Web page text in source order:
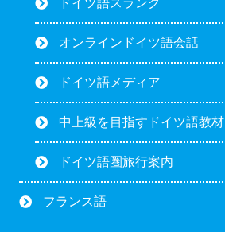
ドイツ語スラング
オンラインドイツ語会話
ドイツ語メディア
中上級を目指すドイツ語教材
ドイツ語圏旅行案内
フランス語